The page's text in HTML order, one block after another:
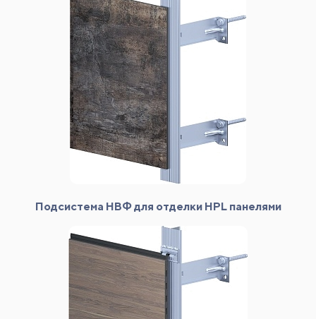
Подсистема НВФ для отделки HPL панелями